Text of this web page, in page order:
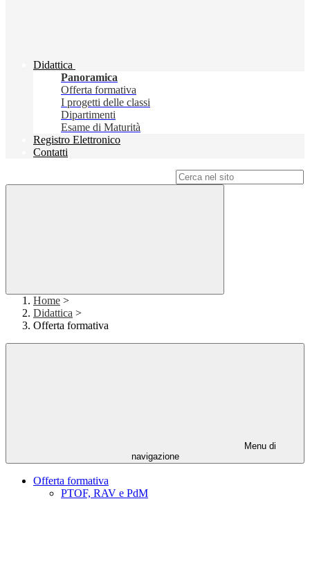
Didattica
Panoramica
Offerta formativa
I progetti delle classi
Dipartimenti
Esame di Maturità
Registro Elettronico
Contatti
Home >
Didattica >
Offerta formativa
Menu di
navigazione
Offerta formativa
PTOF, RAV e PdM